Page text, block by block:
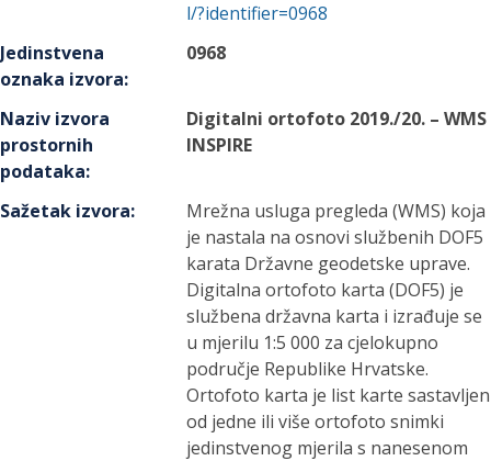
l/?identifier=0968
Jedinstvena
oznaka izvora:
0968
Naziv izvora
prostornih
podataka:
Digitalni ortofoto 2019./20. – WMS
INSPIRE
Sažetak izvora:
Mrežna usluga pregleda (WMS) koja
je nastala na osnovi službenih DOF5
karata Državne geodetske uprave.
Digitalna ortofoto karta (DOF5) je
službena državna karta i izrađuje se
u mjerilu 1:5 000 za cjelokupno
područje Republike Hrvatske.
Ortofoto karta je list karte sastavljen
od jedne ili više ortofoto snimki
jedinstvenog mjerila s nanesenom